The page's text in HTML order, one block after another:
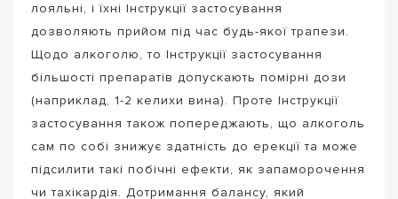
лояльні, і їхні Інструкції застосування
дозволяють прийом під час будь-якої трапези.
Щодо алкоголю, то Інструкції застосування
більшості препаратів допускають помірні дози
(наприклад, 1-2 келихи вина). Проте Інструкції
застосування також попереджають, що алкоголь
сам по собі знижує здатність до ерекції та може
підсилити такі побічні ефекти, як запаморочення
чи тахікардія. Дотримання балансу, який